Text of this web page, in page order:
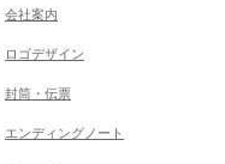
会社案内
ロゴデザイン
封筒・伝票
エンディングノート